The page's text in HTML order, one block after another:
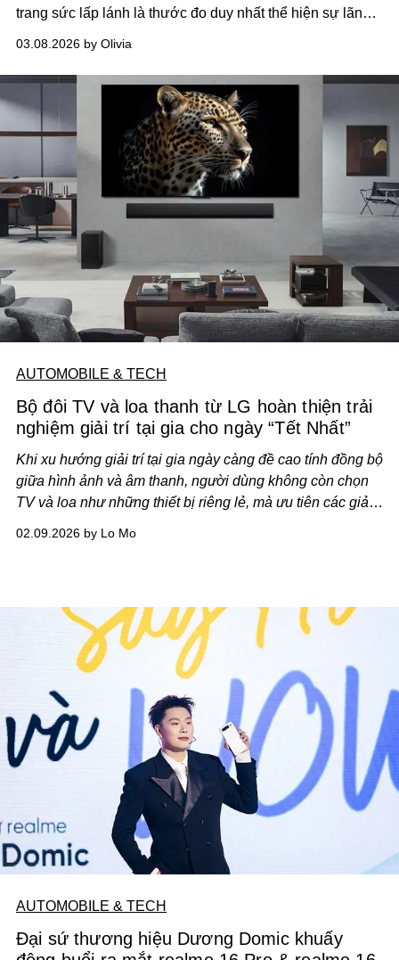
trang sức lấp lánh là thước đo duy nhất thể hiện sự lãng
làm chủ cuộc sống, món quà hoàn hảo nhất phải là sự
giao thoa giữa tính nữ nguyên bản và nhịp thở của thời
03.08.2026 by Olivia
AUTOMOBILE & TECH
Bộ đôi TV và loa thanh từ LG hoàn thiện trải
nghiệm giải trí tại gia cho ngày “Tết Nhất”
Khi xu hướng giải trí tại gia ngày càng đề cao tính đồng bộ
giữa hình ảnh và âm thanh, người dùng không còn chọn
TV và loa như những thiết bị riêng lẻ, mà ưu tiên các giải
dòng TV cần đi kèm một loa thanh phù hợp về cả thiết kế
thanh được phát triển như một cặp tương thích, vận hành
thống nhất theo định hướng “One Experience”.
02.09.2026 by Lo Mo
AUTOMOBILE & TECH
Đại sứ thương hiệu Dương Domic khuấy